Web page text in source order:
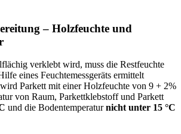
– Holzfeuchte und
verklebt wird, muss die Restfeuchte
eines Feuchtemessgeräts ermittelt
Parkett mit einer Holzfeuchte von 9 + 2%
von Raum, Parkettklebstoff und Parkett
und die Bodentemperaturnicht unter 15 °C